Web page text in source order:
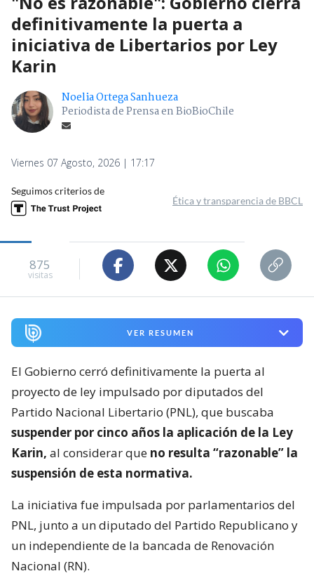
definitivamente la puerta a
iniciativa de Libertarios por Ley
Karin
Noelia Ortega Sanhueza
Periodista de Prensa en BioBioChile
Viernes 07 Agosto, 2026 | 17:17
Seguimos criterios de
Ética y transparencia de BBCL
875
visitas
VER RESUMEN
El Gobierno cerró definitivamente la puerta al
proyecto de ley impulsado por diputados del
Partido Nacional Libertario (PNL), que buscaba
suspender por cinco años la aplicación de la Ley
Karin, al considerar que no resulta “razonable” la
suspensión de esta normativa.
La iniciativa fue impulsada por parlamentarios del
PNL, junto a un diputado del Partido Republicano y
un independiente de la bancada de Renovación
Nacional (RN).